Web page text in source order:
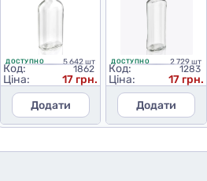
ДОСТУПНО 5 642 шт
Код: 1862
Ціна:
17 грн.
Додати
ДОСТУПНО 2 729 шт
Код: 1283
Ціна:
17 грн.
Додати